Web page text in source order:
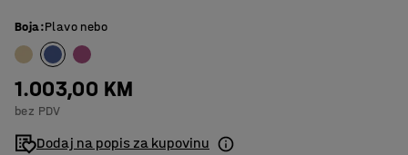
Boja:Plavo nebo
1.003,00 KM
bez PDV
Dodaj na popis za kupovinu